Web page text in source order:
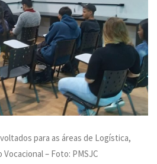
para as áreas de Logística,
– Foto: PMSJC